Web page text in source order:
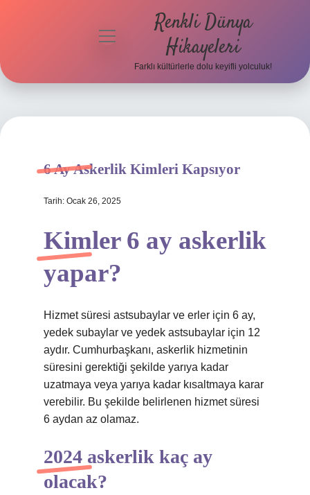
menüyü
Renkli Dünya
Hikayeleri
Farklı kültürlerle dolu keyifli yolculuk!
6 Ay Askerlik Kimleri Kapsıyor
Tarih: Ocak 26, 2025
Kimler 6 ay askerlik
yapar?
Hizmet süresi astsubaylar ve erler için 6 ay,
yedek subaylar ve yedek astsubaylar için 12
aydır. Cumhurbaşkanı, askerlik hizmetinin
süresini gerektiği şekilde yarıya kadar
uzatmaya veya yarıya kadar kısaltmaya karar
verebilir. Bu şekilde belirlenen hizmet süresi
6 aydan az olamaz.
2024 askerlik kaç ay
olacak?